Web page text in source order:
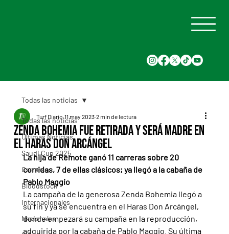
Todas las noticias
Últimas Noticias
Saudi Cup 2025
Carreras
Bloodstock
Internacionales
Nacionales
Todas las noticias
Zenda Bohemia fue retirada y será madre en
el Haras Don Arcángel
Turf Diario 11 may 2023 2 min de lectura
La hija de Remote ganó 11 carreras sobre 20
corridas, 7 de ellas clásicos; ya llegó a la cabaña de
Pablo Maggio
La campaña de la generosa Zenda Bohemia llegó a
su fin y ya se encuentra en el Haras Don Arcángel,
donde empezará su campaña en la reproducción,
adquirida por la cabaña de Pablo Maggio. Su última